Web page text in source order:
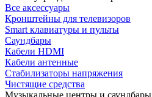
Все аксессуары
Кронштейны для телевизоров
Smart клавиатуры и пульты
Саундбары
Кабели HDMI
Кабели антенные
Стабилизаторы напряжения
Чистящие средства
Музыкальные центры и саундбары